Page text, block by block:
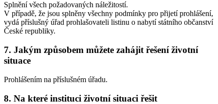
Splnění všech požadovaných náležitostí.
V případě, že jsou splněny všechny podmínky pro přijetí prohlášení,
vydá příslušný úřad prohlašovateli listinu o nabytí státního občanství
České republiky.
7. Jakým způsobem můžete zahájit řešení životní
situace
Prohlášením na příslušném úřadu.
8. Na které instituci životní situaci řešit